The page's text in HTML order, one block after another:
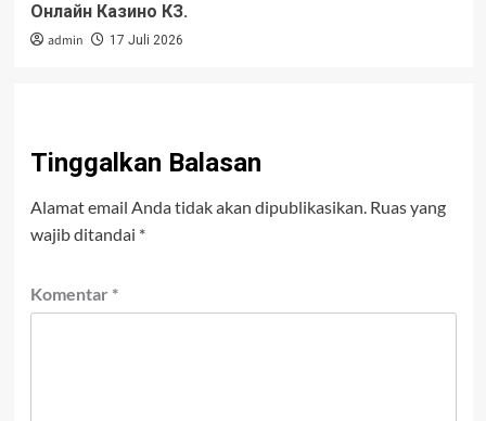
Онлайн Казино КЗ.
admin 17 Juli 2026
Tinggalkan Balasan
Alamat email Anda tidak akan dipublikasikan. Ruas yang
wajib ditandai *
Komentar *